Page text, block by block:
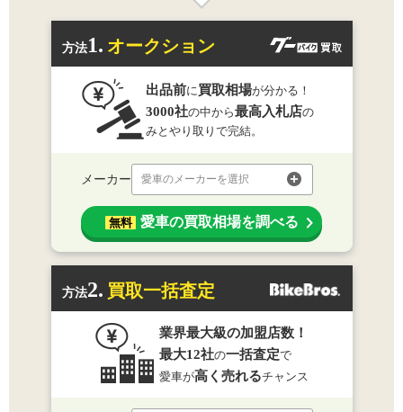
方法1. オークション
出品前に買取相場が分かる！
3000社の中から最高入札店の
みとやり取りで完結。
メーカー 愛車のメーカーを選択
無料 愛車の買取相場を調べる
方法2. 買取一括査定
業界最大級の加盟店数！
最大12社の一括査定で
愛車が高く売れるチャンス